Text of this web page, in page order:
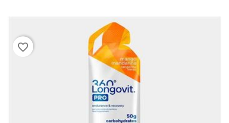
favorite_border